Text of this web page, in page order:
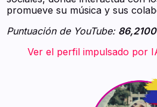
promueve su música y sus
Puntuación de YouTube: 86,2100
Ver el perfil impulsado por